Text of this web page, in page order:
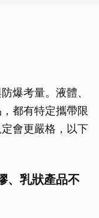
爆考量。液體、
都有特定攜帶限
會更嚴格，以下
、乳狀產品不